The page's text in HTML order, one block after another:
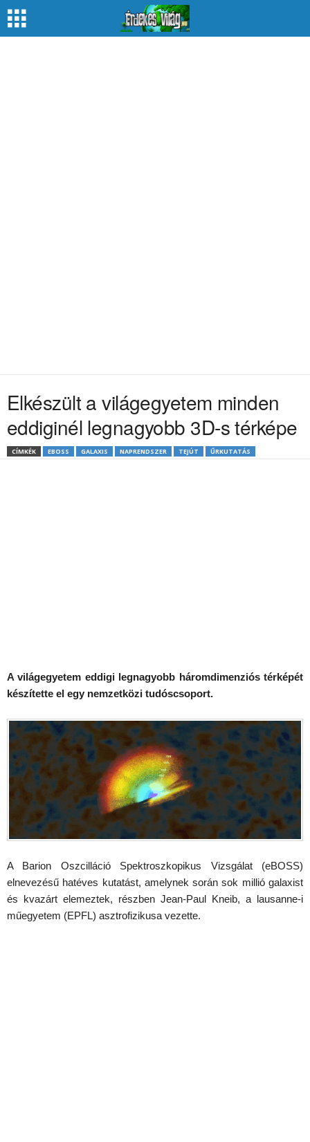
Elkészült a világegyetem minden
eddiginél legnagyobb 3D-s térképe
CÍMKÉK EBOSS GALAXIS NAPRENDSZER TEJÚT ŰRKUTATÁS
A világegyetem eddigi legnagyobb háromdimenziós térképét
készítette el egy nemzetközi tudóscsoport.
A Barion Oszcilláció Spektroszkopikus Vizsgálat (eBOSS)
elnevezésű hatéves kutatást, amelynek során sok millió galaxist
és kvazárt elemeztek, részben Jean-Paul Kneib, a lausanne-i
műegyetem (EPFL) asztrofizikusa vezette.